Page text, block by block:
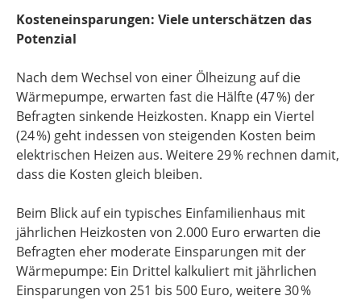
Kosteneinsparungen: Viele unterschätzen das
Potenzial
Nach dem Wechsel von einer Ölheizung auf die
Wärmepumpe, erwarten fast die Hälfte (47 %) der
Befragten sinkende Heizkosten. Knapp ein Viertel
(24 %) geht indessen von steigenden Kosten beim
elektrischen Heizen aus. Weitere 29 % rechnen damit,
dass die Kosten gleich bleiben.
Beim Blick auf ein typisches Einfamilienhaus mit
jährlichen Heizkosten von 2.000 Euro erwarten die
Befragten eher moderate Einsparungen mit der
Wärmepumpe: Ein Drittel kalkuliert mit jährlichen
Einsparungen von 251 bis 500 Euro, weitere 30 %